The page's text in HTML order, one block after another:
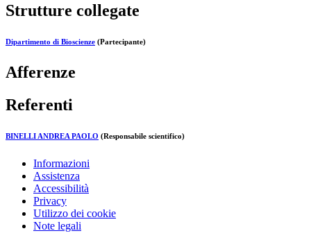
Strutture collegate
Dipartimento di Bioscienze (Partecipante)
Afferenze
Referenti
BINELLI ANDREA PAOLO (Responsabile scientifico)
Informazioni
Assistenza
Accessibilità
Privacy
Utilizzo dei cookie
Note legali